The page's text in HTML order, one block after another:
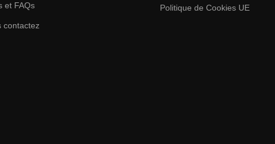
et FAQs
contactez
Politique de Cookies UE